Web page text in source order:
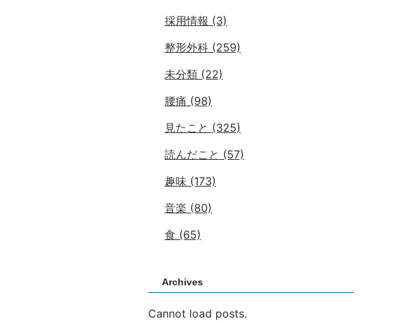
採用情報 (3)
整形外科 (259)
未分類 (22)
腰痛 (98)
見たこと (325)
読んだこと (57)
趣味 (173)
音楽 (80)
食 (65)
Archives
Cannot load posts.